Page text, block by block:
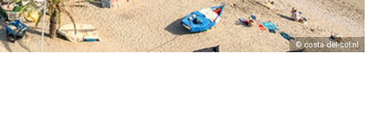
© costa-del-sol.nl